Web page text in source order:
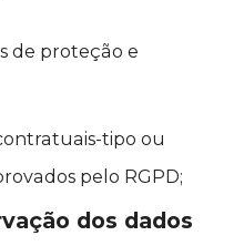
de proteção e
tipo ou
pelo RGPD;
dos dados